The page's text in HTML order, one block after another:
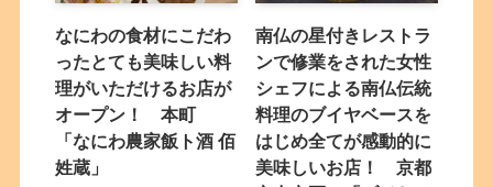
なにわの食材にこだわ
ったとても美味しい料
理がいただけるお店が
オープン！ 本町
「なにわ農家飯ト酒 佰
姓蔵」
南仏の星付きレストラ
ンで修業をされた女性
シェフによる南仏伝統
料理のブイヤベースを
はじめ全てが感動的に
美味しいお店！ 京都